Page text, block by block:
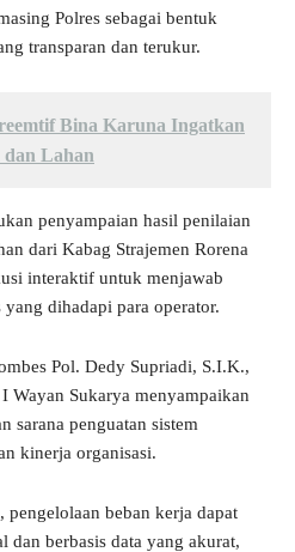
Polres sebagai bentuk
transparan dan terukur.
Bina Karuna Ingatkan
Lahan
penyampaian hasil penilaian
dari Kabag Strajemen Rorena
interaktif untuk menjawab
dihadapi para operator.
Pol. Dedy Supriadi, S.I.K.,
Wayan Sukarya menyampaikan
sarana penguatan sistem
kinerja organisasi.
pengelolaan beban kerja dapat
dan berbasis data yang akurat,